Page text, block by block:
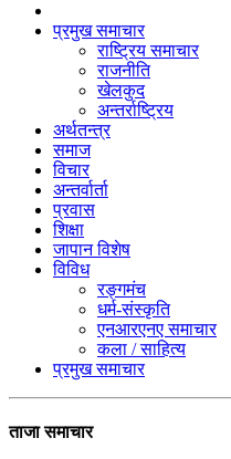
प्रमुख समाचार
राष्ट्रिय समाचार
राजनीति
खेलकुद
अन्तर्राष्ट्रिय
अर्थतन्त्र
समाज
विचार
अन्तर्वार्ता
प्रवास
शिक्षा
जापान विशेष
विविध
रङ्गमंच
धर्म-संस्कृति
एनआरएनए समाचार
कला / साहित्य
प्रमुख समाचार
ताजा समाचार